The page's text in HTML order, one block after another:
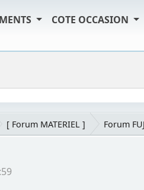
COTE OCCASION
[ Forum MATERIEL ] Forum